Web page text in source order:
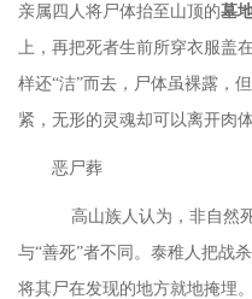
亲属四人将尸体抬至山顶的墓
上，再把死者生前所穿衣服盖
样还“洁”而去，尸体虽裸露，
紧，无形的灵魂却可以离开肉体
恶尸葬
高山族人认为，非自然
与“善死”者不同。泰稚人把战
将其尸在发现的地方就地掩埋